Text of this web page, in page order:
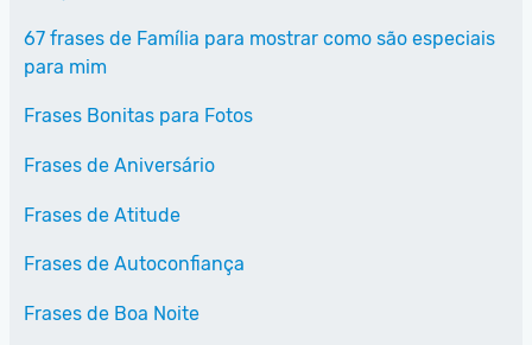
67 frases de Família para mostrar como são especiais
para mim
Frases Bonitas para Fotos
Frases de Aniversário
Frases de Atitude
Frases de Autoconfiança
Frases de Boa Noite